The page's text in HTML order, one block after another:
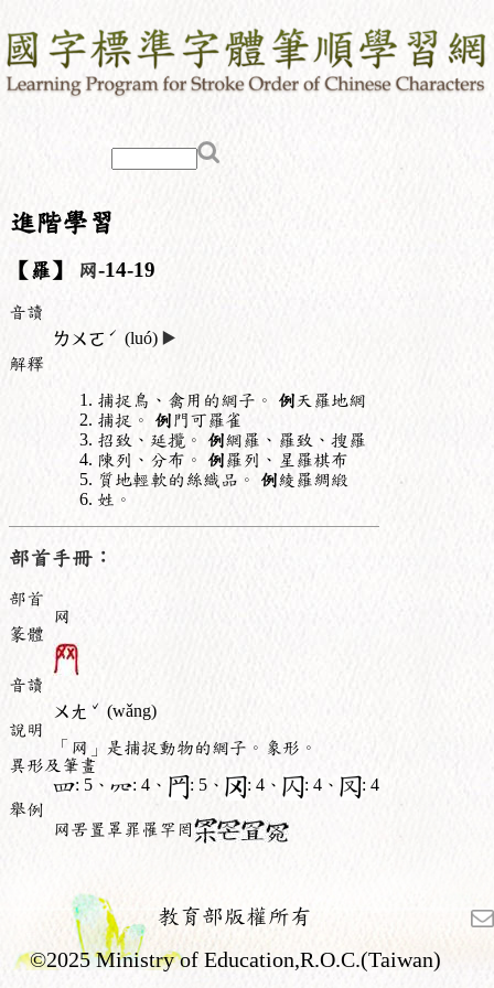
進階學習
【羅】 网-14-19
音讀
ㄌㄨㄛ ˊ (luó) ▶️
解釋
捕捉鳥、禽用的網子。 例天羅地網
捕捉。 例門可羅雀
招致、延攬。 例網羅、羅致、搜羅
陳列、分布。 例羅列、星羅棋布
質地輕軟的絲織品。 例綾羅綢緞
姓。
部首手冊：
部首
网
篆體
音讀
ㄨㄤ ˇ (wǎng)
說明
「网」是捕捉動物的網子。象形。
異形及筆畫
: 5、
: 4、 : 5、 : 4、 : 4、
: 4
舉例
网罟置罩罪罹罕罔
教育部版權所有
©2025 Ministry of Education,R.O.C.(Taiwan)